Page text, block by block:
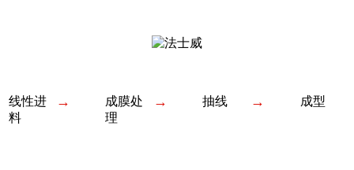
线性进
料
→
成膜处
理
→ 抽线 → 成型